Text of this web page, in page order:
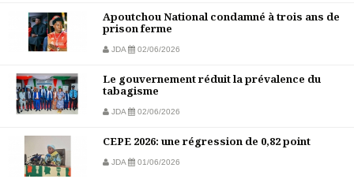
Apoutchou National condamné à trois ans de
prison ferme
JDA 02/06/2026
Le gouvernement réduit la prévalence du
tabagisme
JDA 02/06/2026
CEPE 2026: une régression de 0,82 point
JDA 01/06/2026